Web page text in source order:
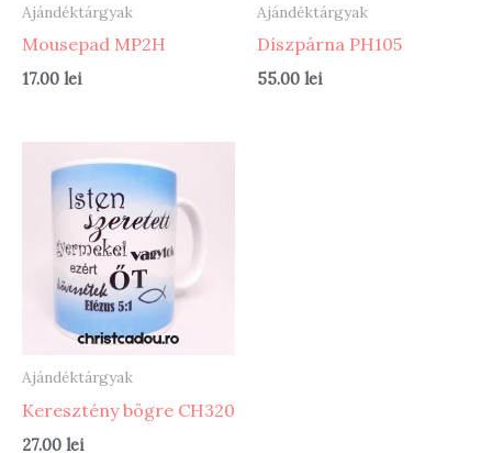
Ajándéktárgyak
Mousepad MP2H
17.00 lei
Ajándéktárgyak
Díszpárna PH105
55.00 lei
Ajándéktárgyak
Keresztény bögre CH320
27.00 lei